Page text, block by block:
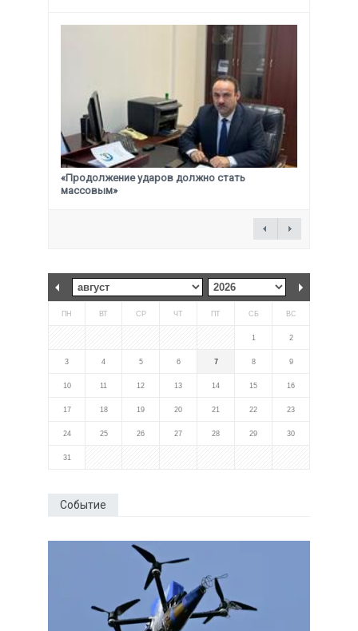
«Продолжение ударов должно стать
массовым»
ПН ВТ СР ЧТ ПТ СБ ВС
1 2
3 4 5 6 7 8 9
10 11 12 13 14 15 16
17 18 19 20 21 22 23
24 25 26 27 28 29 30
31
Событие